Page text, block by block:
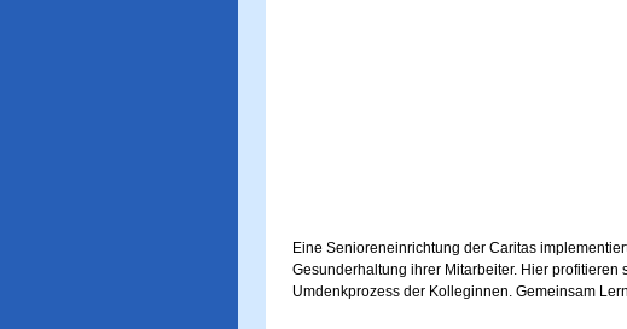
Eine Senioreneinrichtung der Caritas
Gesunderhaltung ihrer Mitarbeiter. Hier
Umdenkprozess der Kolleginnen. Gemeinsam